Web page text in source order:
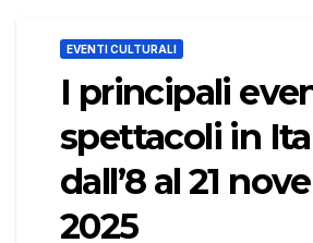
EVENTI CULTURALI
I principali
spettacoli in
dall’8 al 21
2025